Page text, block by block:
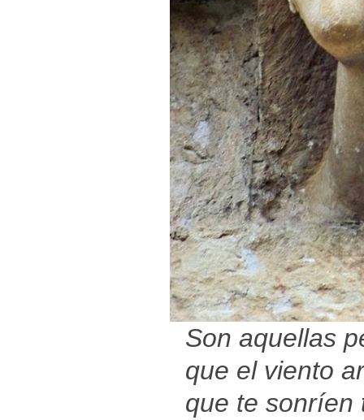
Son aquellas
que el viento
que te sonríen